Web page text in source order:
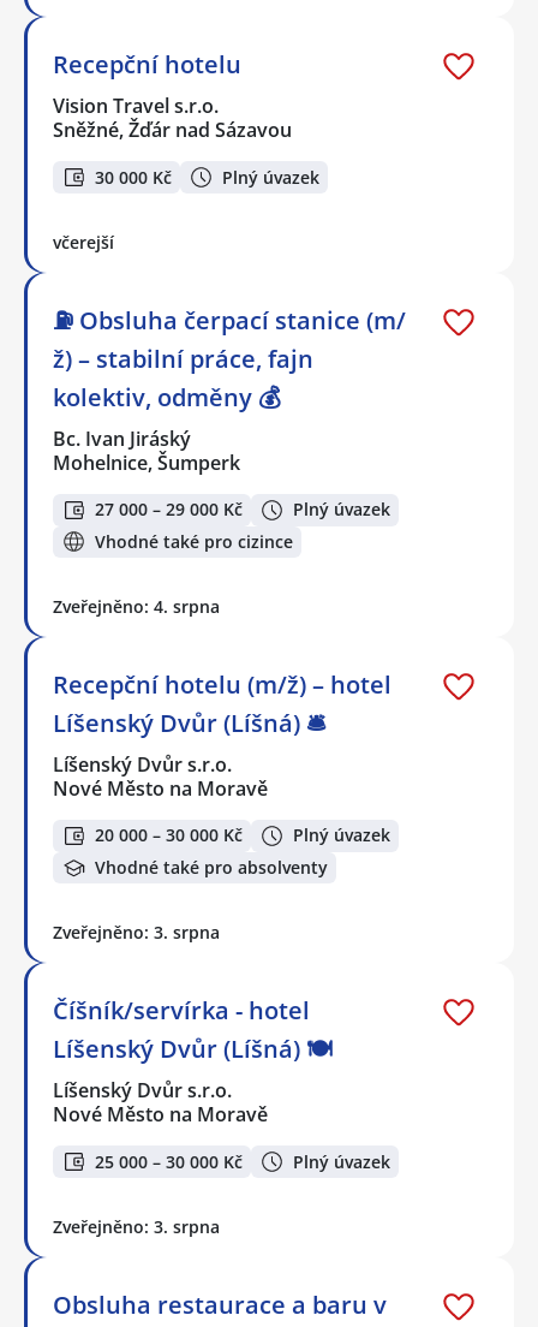
Recepční hotelu
Vision Travel s.r.o.
Sněžné, Žďár nad Sázavou
30 000 Kč Plný úvazek
včerejší
⛽ Obsluha čerpací stanice (m/
ž) – stabilní práce, fajn
kolektiv, odměny 💰
Bc. Ivan Jiráský
Mohelnice, Šumperk
27 000 – 29 000 Kč
Plný úvazek
Vhodné také pro cizince
Zveřejněno: 4. srpna
Recepční hotelu (m/ž) – hotel
Líšenský Dvůr (Líšná) 🛎️
Líšenský Dvůr s.r.o.
Nové Město na Moravě
20 000 – 30 000 Kč
Plný úvazek
Vhodné také pro absolventy
Zveřejněno: 3. srpna
Číšník/servírka - hotel
Líšenský Dvůr (Líšná) 🍽️
Líšenský Dvůr s.r.o.
Nové Město na Moravě
25 000 – 30 000 Kč Plný úvazek
Zveřejněno: 3. srpna
Obsluha restaurace a baru v